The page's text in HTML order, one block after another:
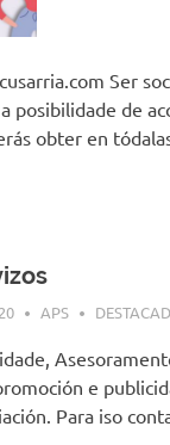
Ser
posibilidade de
obter en
APS
e
Para iso